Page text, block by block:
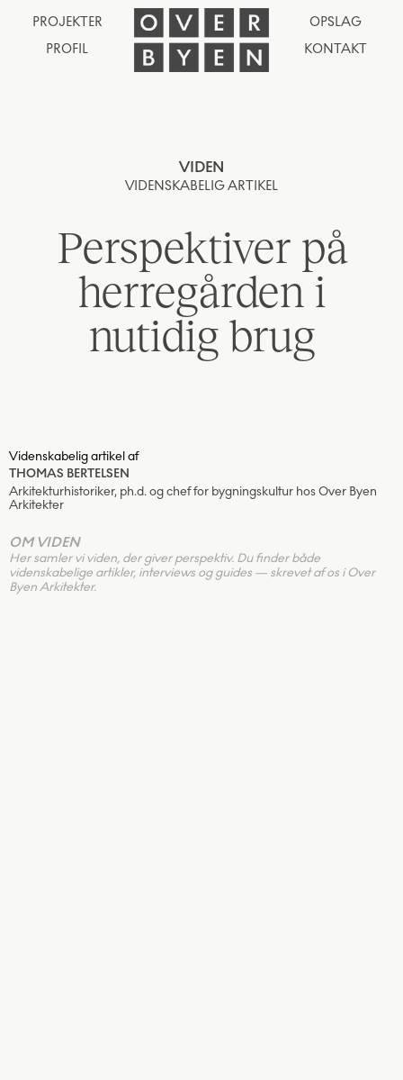
PROJEKTER
PROFIL
OPSLAG
KONTAKT
VIDEN
VIDENSKABELIG ARTIKEL
Perspektiver på
herregården i
nutidig brug
Videnskabelig artikel af
THOMAS BERTELSEN
Arkitekturhistoriker, ph.d. og chef for bygningskultur hos Over Byen
Arkitekter
OM VIDEN
Her samler vi viden, der giver perspektiv. Du finder både
videnskabelige artikler, interviews og guides — skrevet af os i Over
Byen Arkitekter.